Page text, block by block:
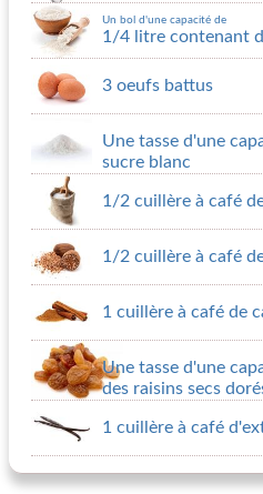
Un bol d'une capacité de
1/4 litre contenant
3 oeufs battus
Une tasse d'une
sucre blanc
1/2 cuillère à café de
1/2 cuillère à café
1 cuillère à café de
Une tasse d'une
des raisins secs
1 cuillère à café